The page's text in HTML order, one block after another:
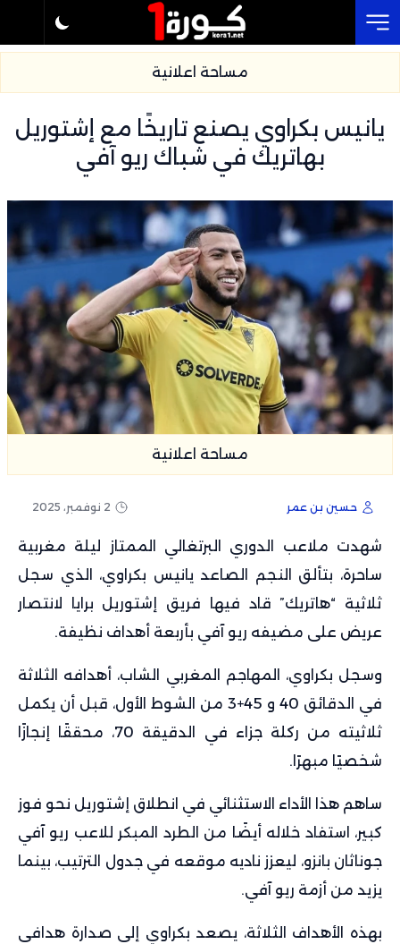
مساحة اعلانية
يانيس بكراوي يصنع تاريخًا مع إشتوريل
بهاتريك في شباك ريو آفي
مساحة اعلانية
حسين بن عمر 2 نوفمبر، 2025
شهدت ملاعب الدوري البرتغالي الممتاز ليلة مغربية
ساحرة، بتألق النجم الصاعد يانيس بكراوي، الذي سجل
ثلاثية “هاتريك” قاد فيها فريق إشتوريل برايا لانتصار
عريض على مضيفه ريو آفي بأربعة أهداف نظيفة.
وسجل بكراوي، المهاجم المغربي الشاب، أهدافه الثلاثة
في الدقائق 40 و 45+3 من الشوط الأول، قبل أن يكمل
ثلاثيته من ركلة جزاء في الدقيقة 70، محققًا إنجازًا
شخصيًا مبهرًا.
ساهم هذا الأداء الاستثنائي في انطلاق إشتوريل نحو فوز
كبير، استفاد خلاله أيضًا من الطرد المبكر للاعب ريو آفي
جوناثان بانزو، ليعزز ناديه موقعه في جدول الترتيب، بينما
يزيد من أزمة ريو آفي.
بهذه الأهداف الثلاثة، يصعد بكراوي إلى صدارة هدافي